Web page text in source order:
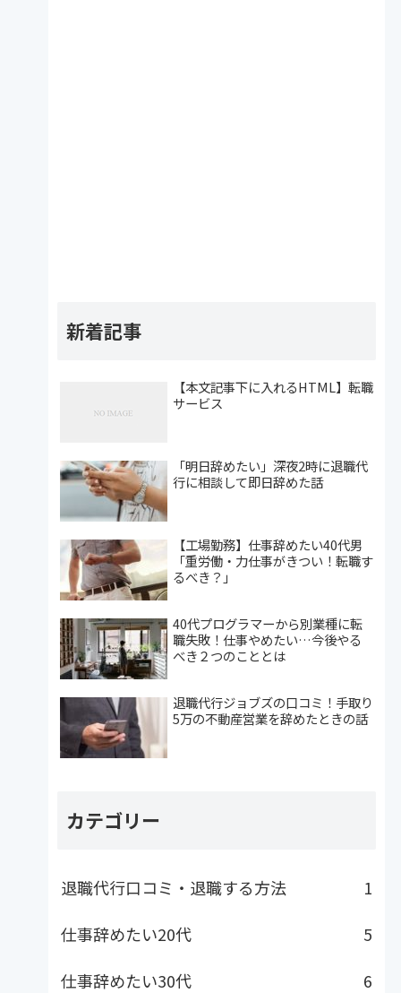
新着記事
【本文記事下に入れるHTML】転職
サービス
「明日辞めたい」深夜2時に退職代
行に相談して即日辞めた話
【工場勤務】仕事辞めたい40代男
「重労働・力仕事がきつい！転職す
るべき？」
40代プログラマーから別業種に転
職失敗！仕事やめたい…今後やる
べき２つのこととは
退職代行ジョブズの口コミ！手取り
5万の不動産営業を辞めたときの話
カテゴリー
退職代行口コミ・退職する方法
1
仕事辞めたい20代
5
仕事辞めたい30代
6